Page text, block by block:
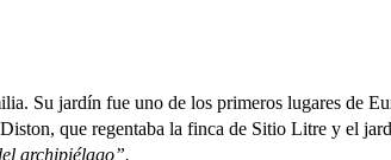
jardín fue uno de los primeros lugares de
que regentaba la finca de Sitio Litre y el
archipiélago”.